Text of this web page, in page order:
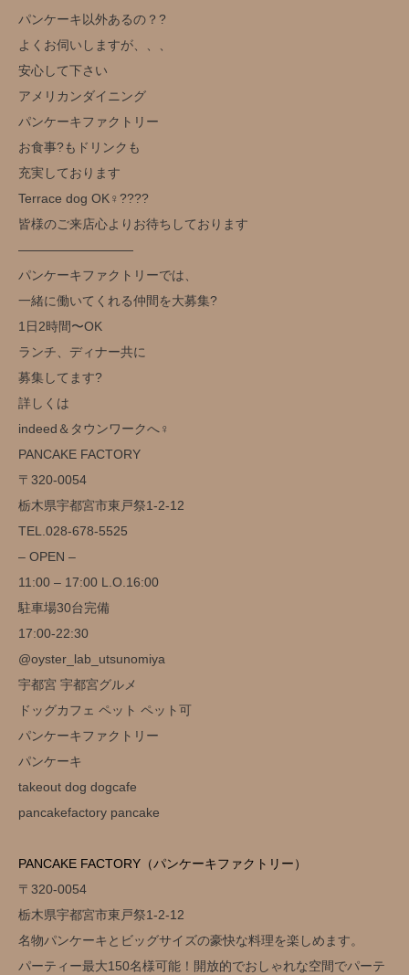
パンケーキ以外あるの？?
よくお伺いしますが、、、
安心して下さい
アメリカンダイニング
パンケーキファクトリー
お食事?もドリンクも
充実しております
Terrace dog OK‍♀️??‍??
皆様のご来店心よりお待ちしております
—————————
パンケーキファクトリーでは、
一緒に働いてくれる仲間を大募集?
1日2時間〜OK
ランチ、ディナー共に
募集してます?
詳しくは
indeed＆タウンワークへ‍♀️
️PANCAKE FACTORY️
〒320-0054
栃木県宇都宮市東戸祭1-2-12
TEL.028-678-5525
– OPEN –
11:00 – 17:00 L.O.16:00
駐車場30台完備️
17:00-22:30
@oyster_lab_utsunomiya
宇都宮 宇都宮グルメ
ドッグカフェ ペット ペット可
パンケーキファクトリー
パンケーキ
takeout dog dogcafe
pancakefactory pancake
PANCAKE FACTORY（パンケーキファクトリー）
〒320-0054
栃木県宇都宮市東戸祭1-2-12
名物パンケーキとビッグサイズの豪快な料理を楽しめます。
パーティー最大150名様可能！開放的でおしゃれな空間でパーテ